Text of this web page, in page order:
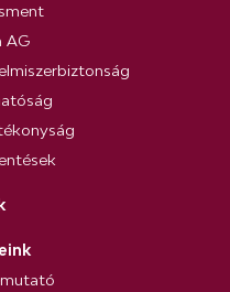
AG